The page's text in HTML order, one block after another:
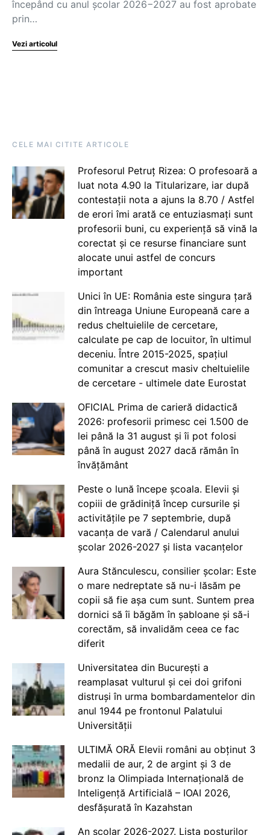
începând cu anul școlar 2026−2027 au fost aprobate
prin…
Vezi articolul
CELE MAI CITITE ARTICOLE
Profesorul Petruț Rizea: O profesoară a
luat nota 4.90 la Titularizare, iar după
contestații nota a ajuns la 8.70 / Astfel
de erori îmi arată ce entuziasmați sunt
profesorii buni, cu experiență să vină la
corectat și ce resurse financiare sunt
alocate unui astfel de concurs
important
Unici în UE: România este singura țară
din întreaga Uniune Europeană care a
redus cheltuielile de cercetare,
calculate pe cap de locuitor, în ultimul
deceniu. Între 2015-2025, spațiul
comunitar a crescut masiv cheltuielile
de cercetare - ultimele date Eurostat
OFICIAL Prima de carieră didactică
2026: profesorii primesc cei 1.500 de
lei până la 31 august și îi pot folosi
până în august 2027 dacă rămân în
învățământ
Peste o lună începe școala. Elevii și
copiii de grădiniță încep cursurile și
activitățile pe 7 septembrie, după
vacanța de vară / Calendarul anului
școlar 2026-2027 și lista vacanțelor
Aura Stănculescu, consilier școlar: Este
o mare nedreptate să nu-i lăsăm pe
copii să fie așa cum sunt. Suntem prea
dornici să îi băgăm în șabloane și să-i
corectăm, să invalidăm ceea ce fac
diferit
Universitatea din București a
reamplasat vulturul și cei doi grifoni
distruși în urma bombardamentelor din
anul 1944 pe frontonul Palatului
Universității
ULTIMĂ ORĂ Elevii români au obținut 3
medalii de aur, 2 de argint și 3 de
bronz la Olimpiada Internațională de
Inteligență Artificială – IOAI 2026,
desfășurată în Kazahstan
An școlar 2026-2027. Lista posturilor